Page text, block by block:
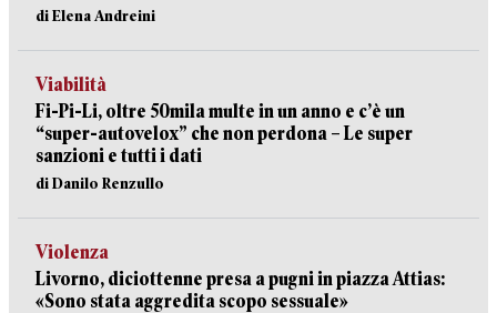
di Elena Andreini
Viabilità
Fi-Pi-Li, oltre 50mila multe in un anno e c’è un
“super-autovelox” che non perdona – Le super
sanzioni e tutti i dati
di Danilo Renzullo
Violenza
Livorno, diciottenne presa a pugni in piazza Attias:
«Sono stata aggredita scopo sessuale»